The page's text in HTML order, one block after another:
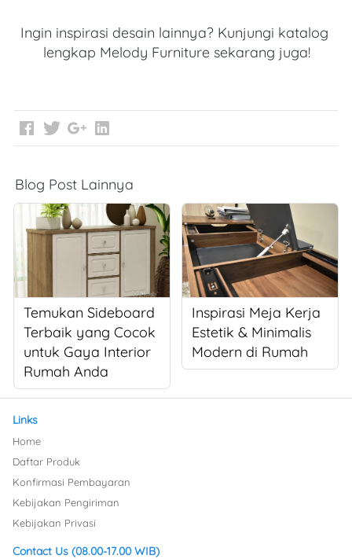
Ingin inspirasi desain lainnya? Kunjungi katalog
lengkap Melody Furniture sekarang juga!
Blog Post Lainnya
Temukan Sideboard
Terbaik yang Cocok
untuk Gaya Interior
Rumah Anda
Inspirasi Meja Kerja
Estetik & Minimalis
Modern di Rumah
Links
Home
Daftar Produk
Konfirmasi Pembayaran
Kebijakan Pengiriman
Kebijakan Privasi
Contact Us (08.00-17.00 WIB)